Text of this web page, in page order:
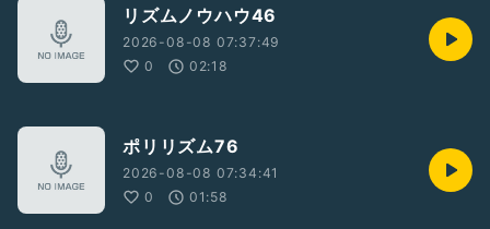
リズムノウハウ46
2026-08-08 07:37:49
0
02:18
ポリリズム76
2026-08-08 07:34:41
0
01:58